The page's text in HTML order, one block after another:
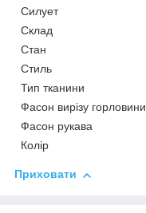
Силует
Склад
Стан
Стиль
Тип тканини
Фасон вирізу горловини
Фасон рукава
Колір
Приховати